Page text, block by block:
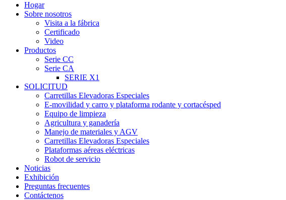
Hogar
Sobre nosotros
Visita a la fábrica
Certificado
Video
Productos
Serie CC
Serie CA
SERIE X1
SOLICITUD
Carretillas Elevadoras Especiales
E-movilidad y carro y plataforma rodante y cortacésped
Equipo de limpieza
Agricultura y ganadería
Manejo de materiales y AGV
Carretillas Elevadoras Especiales
Plataformas aéreas eléctricas
Robot de servicio
Noticias
Exhibición
Preguntas frecuentes
Contáctenos